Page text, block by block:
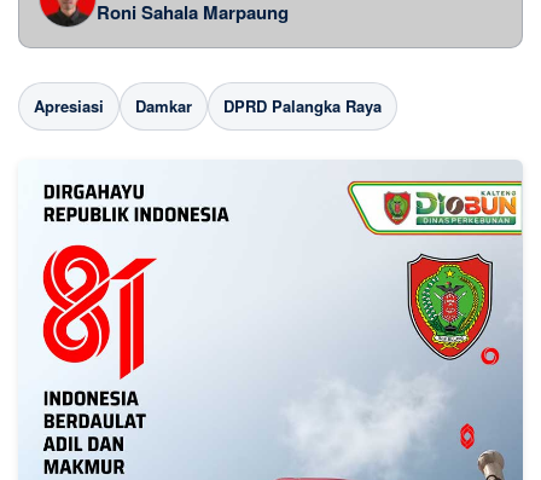
Roni Sahala Marpaung
Apresiasi Damkar DPRD Palangka Raya